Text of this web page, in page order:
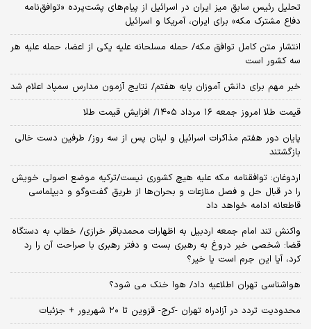
تحلیل رئیس سابق میز ایران در اسرائیل از پیام‌های پشت‌پرده «توافق‌نامه
دفاع مشترک مکه» برای ایران، آمریکا و اسرائیل
انتشار متن کامل توافق مکه/ حمله مسلحانه علیه یکی از اعضا، حمله علیه هر
سه کشور است
خبر مهم برای دانش آموزان پایه هفتم/ نتایج آزمون مدارس سمپاد اعلام شد
قیمت طلا امروز جمعه ۱۶ مرداد ۱۴۰۵/ افزایش قیمت طلا
پایان دور هفتم مذاکرات اسرائیل و لبنان پس از سه روز/ طرفین دست خالی
بازگشتند
اردوغان: توافقنامه مکه علیه هیچ کشوری نیست/ترکیه موضع اصولی خویش
را در قبال حل و فصل منازعات و بحران‌ها از طریق گفت‌وگو و دیپلماسی
قاطعانه ادامه خواهد داد
واکنش تند امام جمعه اردبیل به اظهارات محمدباقر خرازی/ خطاب به دستگاه
قضا: شخصی خبر دروغ به رهبری بست و دفتر رهبری با صراحت آن را رد
کرد، آیا این جرم است یا خیر؟
هواشناسی تهران اطلاعیه داد/ هوا خنک می شود؟
محدودیت تردد در آزادراه تهران -کرج- قزوین تا ۲۰ شهریور + جزئیات